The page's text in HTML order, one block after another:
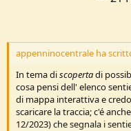
appenninocentrale ha
In tema discopertadi
cosa pensi dell' elenco
di mappa interattiva e
scaricare la traccia; c'é
12/2023) che segnala i